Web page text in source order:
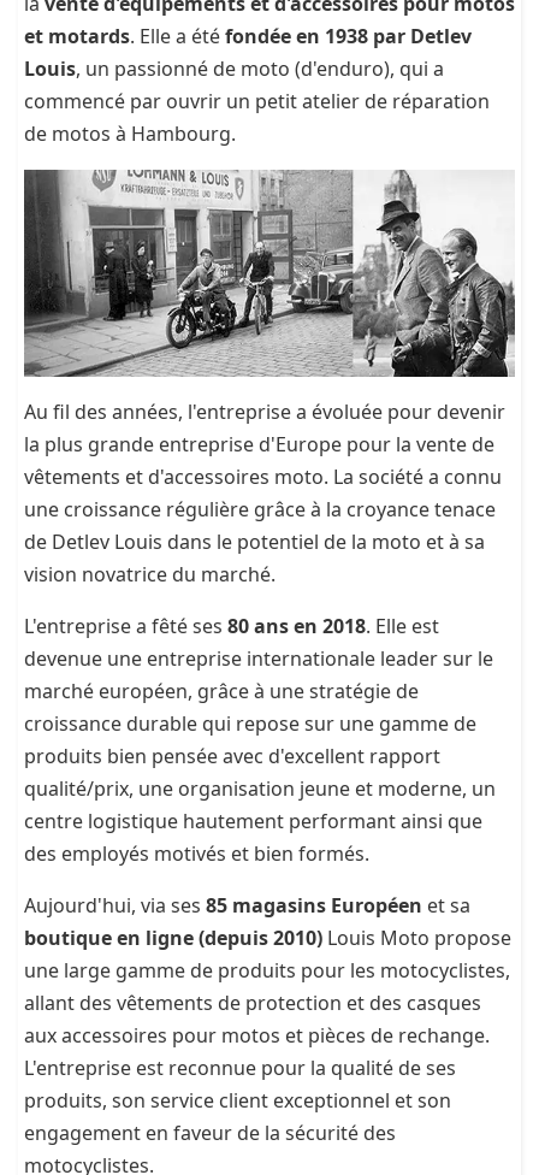
et motards. Elle a étéfondée en 1938 par Detlev
Louis, un passionné de moto (d'enduro), qui a
commencé par ouvrir un petit atelier de réparation
de motos à Hambourg.
Au fil des années, l'entreprise a évoluée pour devenir
la plus grande entreprise d'Europe pour la vente de
vêtements et d'accessoires moto. La société a connu
une croissance régulière grâce à la croyance tenace
de Detlev Louis dans le potentiel de la moto et à sa
vision novatrice du marché.
L'entreprise a fêté ses 80 ans en 2018. Elle est
devenue une entreprise internationale leader sur le
marché européen, grâce à une stratégie de
croissance durable qui repose sur une gamme de
produits bien pensée avec d'excellent rapport
qualité/prix, une organisation jeune et moderne, un
centre logistique hautement performant ainsi que
des employés motivés et bien formés.
Aujourd'hui, via ses 85 magasins Européen et sa
boutique en ligne (depuis 2010) Louis Moto propose
une large gamme de produits pour les motocyclistes,
allant des vêtements de protection et des casques
aux accessoires pour motos et pièces de rechange.
L'entreprise est reconnue pour la qualité de ses
produits, son service client exceptionnel et son
engagement en faveur de la sécurité des
motocyclistes.